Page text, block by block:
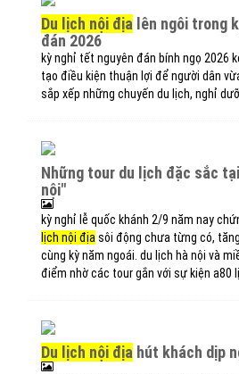
du lịch nội địa lên ngôi trong
đán 2026
kỳ nghỉ tết nguyên đán bính ngọ 2026
tạo điều kiện thuận lợi để người dân
sắp xếp những chuyến du lịch, nghỉ
những tour du lịch đặc sắc tại “tâm điểm hà
nội"
kỳ nghỉ lễ quốc khánh 2/9 năm nay
lịch nội địa sôi động chưa từng có,
cùng kỳ năm ngoái. du lịch hà nội và
điểm nhờ các tour gắn với sự kiện a80
du lịch nội địa hút khách dịp